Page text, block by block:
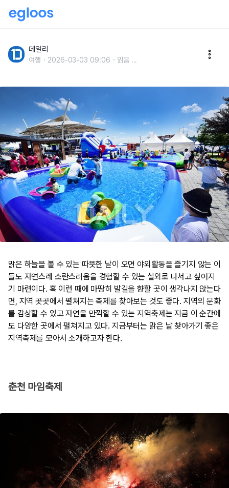
데일리
여행 2026-03-03 09:06 읽음 ...
​맑은 하늘을 볼 수 있는 따뜻한 날이 오면 야외활동을 즐기지 않는 이
들도 자연스레 소란스러움을 경험할 수 있는 실외로 나서고 싶어지
기 마련이다. 혹 이런 때에 마땅히 발길을 향할 곳이 생각나지 않는다
면, 지역 곳곳에서 펼쳐지는 축제를 찾아보는 것도 좋다. 지역의 문화
를 감상할 수 있고 자연을 만끽할 수 있는 지역축제는 지금 이 순간에
도 다양한 곳에서 펼쳐지고 있다. 지금부터는 맑은 날 찾아가기 좋은
지역축제를 모아서 소개하고자 한다.
춘천 마임축제